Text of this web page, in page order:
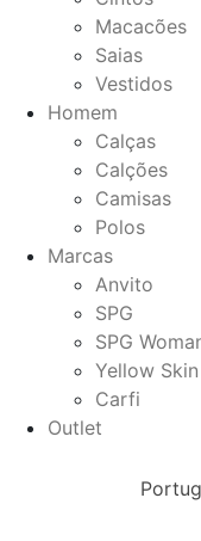
Macacões
Saias
Vestidos
Homem
Calças
Calções
Camisas
Polos
Marcas
Anvito
SPG
SPG
Yellow Skin
Carfi
Outlet